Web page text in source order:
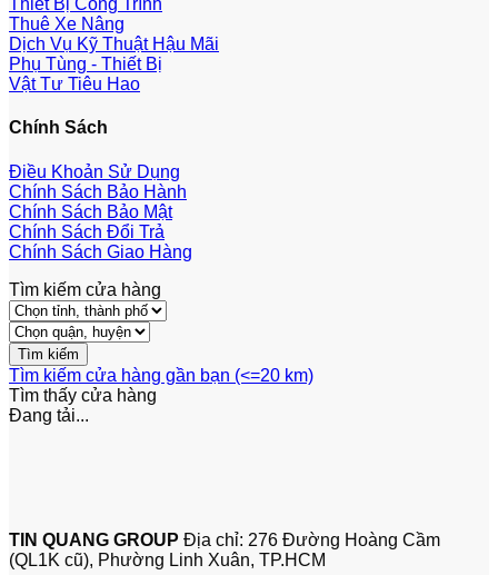
Thiết Bị Công Trình
Thuê Xe Nâng
Dịch Vụ Kỹ Thuật Hậu Mãi
Phụ Tùng - Thiết Bị
Vật Tư Tiêu Hao
Chính Sách
Điều Khoản Sử Dụng
Chính Sách Bảo Hành
Chính Sách Bảo Mật
Chính Sách Đổi Trả
Chính Sách Giao Hàng
Tìm kiếm cửa hàng
Tìm kiếm cửa hàng gần bạn (<=20 km)
Tìm thấy cửa hàng
Đang tải...
TIN QUANG GROUP Địa chỉ: 276 Đường Hoàng Cầm
(QL1K cũ), Phường Linh Xuân, TP.HCM